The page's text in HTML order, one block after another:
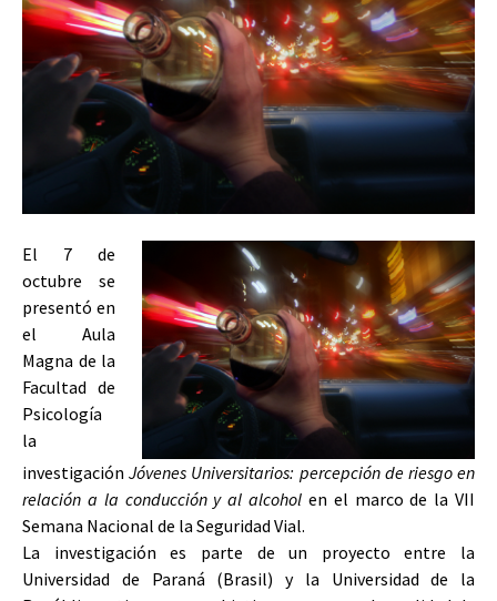
El 7 de
octubre se
presentó en
el Aula
Magna de la
Facultad de
Psicología
la
investigación Jóvenes Universitarios: percepción de riesgo en
relación a la conducción y al alcohol en el marco de la VII
Semana Nacional de la Seguridad Vial.
La investigación es parte de un proyecto entre la
Universidad de Paraná (Brasil) y la Universidad de la